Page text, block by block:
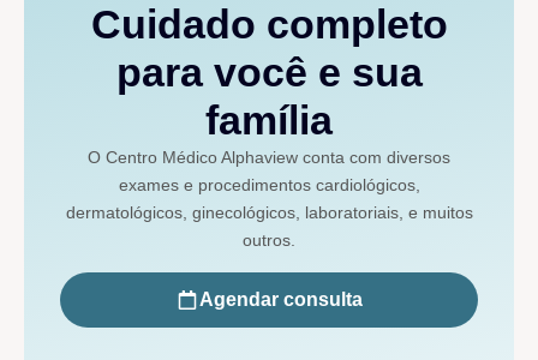
Cuidado completo
para você e sua
família
O Centro Médico Alphaview conta com diversos
exames e procedimentos cardiológicos,
dermatológicos, ginecológicos, laboratoriais, e muitos
outros.
Agendar consulta